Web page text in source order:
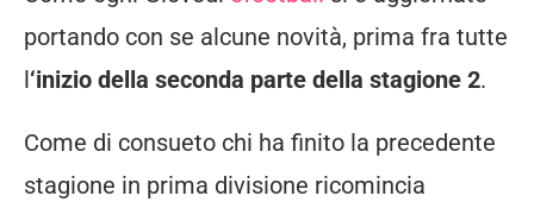
portando con se alcune novità, prima fra tutte
‘inizio della seconda parte della stagione 2.
Come di consueto chi ha finito la precedente
stagione in prima divisione ricomincia